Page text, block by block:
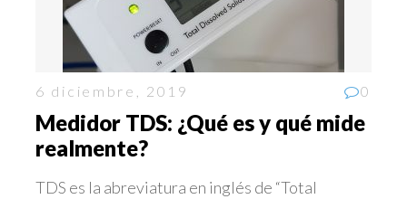
6 diciembre, 2019 0
Medidor TDS: ¿Qué es y qué mide
realmente?
TDS es la abreviatura en inglés de “Total